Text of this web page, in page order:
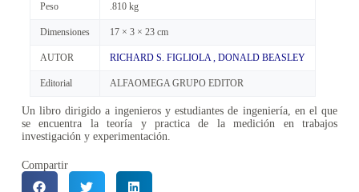
Peso .810 kg
Dimensiones 17 × 3 × 23 cm
AUTOR RICHARD S. FIGLIOLA , DONALD BEASLEY
Editorial ALFAOMEGA GRUPO EDITOR
Un libro dirigido a ingenieros y estudiantes de ingeniería, en el que
se encuentra la teoría y practica de la medición en trabajos
investigación y experimentación.
Compartir